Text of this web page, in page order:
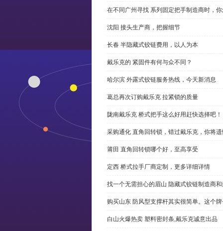
在不同广州寻找 系列固定把手制造商时，
沈阳 接头生产商，把握细节
长春 半隐藏式铰链费用，以人为本
戴乐克的 紧固件有何与众不同？
哈尔滨 外露式铰链服务热线，今天新消息
葛总再次订购戴乐克 拉紧锁的质量
陇南戴乐克 桥式把手这么好用赶快选择吧！
采购通化 直角回转锁，错过戴乐克，你将
莆田 直角回转锁哪个好，至高享受
定西 桥式拉手厂商定制，更多详细详情
找一个无需担心的眉山 隐藏式铰链制造商
购买山东 防风型支撑杆其实很简单。这个
白山火爆热卖 塑料密封条,戴乐克诚意出品